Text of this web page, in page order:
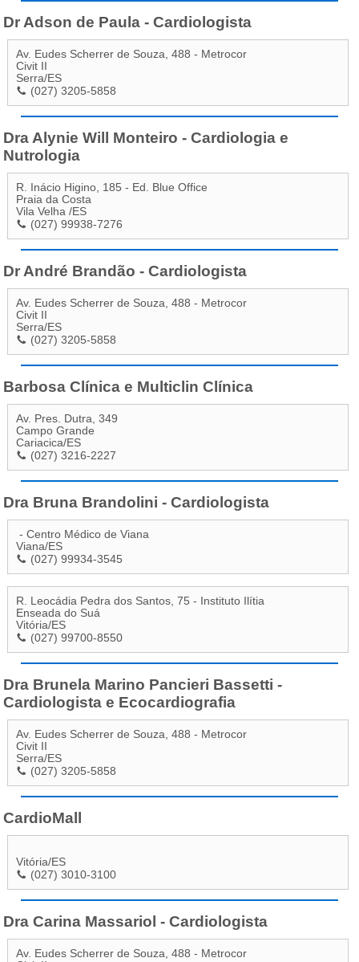
Dr Adson de Paula - Cardiologista
Av. Eudes Scherrer de Souza, 488 - Metrocor
Civit II
Serra/ES
(027) 3205-5858
Dra Alynie Will Monteiro - Cardiologia e
Nutrologia
R. Inácio Higino, 185 - Ed. Blue Office
Praia da Costa
Vila Velha /ES
(027) 99938-7276
Dr André Brandão - Cardiologista
Av. Eudes Scherrer de Souza, 488 - Metrocor
Civit II
Serra/ES
(027) 3205-5858
Barbosa Clínica e Multiclin Clínica
Av. Pres. Dutra, 349
Campo Grande
Cariacica/ES
(027) 3216-2227
Dra Bruna Brandolini - Cardiologista
- Centro Médico de Viana
Viana/ES
(027) 99934-3545
R. Leocádia Pedra dos Santos, 75 - Instituto Ilítia
Enseada do Suá
Vitória/ES
(027) 99700-8550
Dra Brunela Marino Pancieri Bassetti -
Cardiologista e Ecocardiografia
Av. Eudes Scherrer de Souza, 488 - Metrocor
Civit II
Serra/ES
(027) 3205-5858
CardioMall
Vitória/ES
(027) 3010-3100
Dra Carina Massariol - Cardiologista
Av. Eudes Scherrer de Souza, 488 - Metrocor